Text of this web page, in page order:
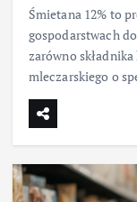
Śmietana 12% to
gospodarstwach
zarówno
mleczarskiego o